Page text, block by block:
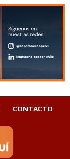
CONTACTO